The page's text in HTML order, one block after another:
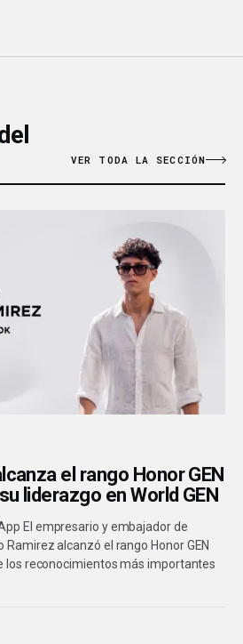
VER TODA LA SECCIÓN
el rango Honor GEN
liderazgo en World GEN
El empresario y embajador de
alcanzó el rango Honor GEN
los reconocimientos más importantes